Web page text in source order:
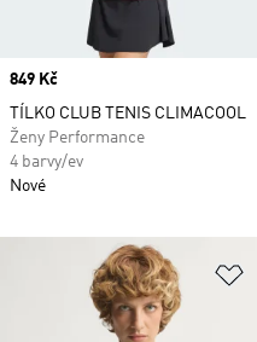
Price
849 Kč
TÍLKO CLUB TENIS CLIMACOOL
Ženy Performance
4 barvy/ev
Nové